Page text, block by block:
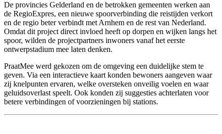
De provincies Gelderland en de betrokken gemeenten werken aan
de RegioExpres, een nieuwe spoorverbinding die reistijden verkort
en de regio beter verbindt met Arnhem en de rest van Nederland.
Omdat dit project direct invloed heeft op dorpen en wijken langs het
spoor, wilden de projectpartners inwoners vanaf het eerste
ontwerpstadium mee laten denken.
PraatMee werd gekozen om de omgeving een duidelijke stem te
geven. Via een interactieve kaart konden bewoners aangeven waar
zij knelpunten ervaren, welke oversteken onveilig voelen en waar
geluidsoverlast speelt. Ook konden zij suggesties achterlaten voor
betere verbindingen of voorzieningen bij stations.